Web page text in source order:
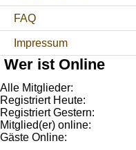
FAQ
Impressum
Wer ist Online
Alle Mitglieder:
Registriert Heute:
Registriert Gestern:
Mitglied(er) online:
Gäste Online: